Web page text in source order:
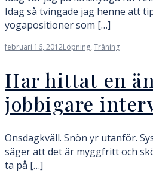
Idag så tvingade jag henne att
yogapositioner som […]
februari 16, 2012Löpning,Träning
Har hittat en
jobbigare
Onsdagkväll. Snön yr utanför.
säger att det är myggfritt och
ta på […]